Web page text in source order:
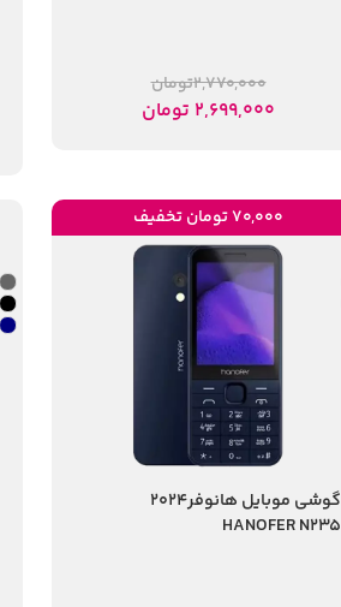
2,770,000تومان
2,699,000 تومان
گوشی موبایل هانوفر2024
HANOFER N235
70,000 تومان تخفیف